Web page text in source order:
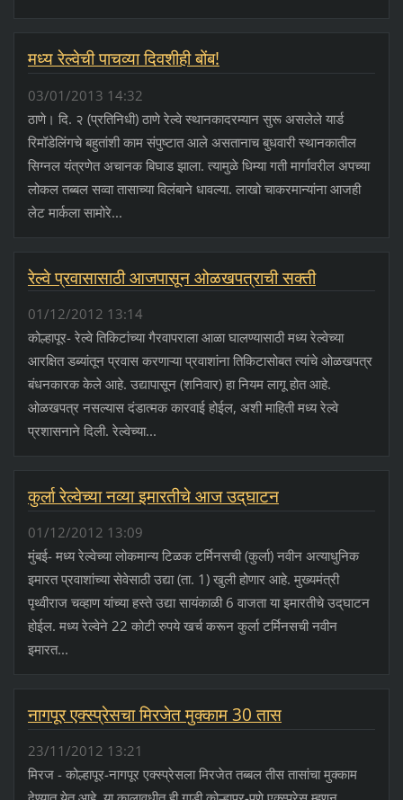
मध्य रेल्वेची पाचव्या दिवशीही बोंब!
03/01/2013 14:32
ठाणे। दि. २ (प्रतिनिधी) ठाणे रेल्वे स्थानकादरम्यान सुरू असलेले यार्ड
रिमॉडेलिंगचे बहुतांशी काम संपुष्टात आले असतानाच बुधवारी स्थानकातील
सिग्नल यंत्रणेत अचानक बिघाड झाला. त्यामुळे धिम्या गती मार्गावरील अपच्या
लोकल तब्बल सव्वा तासाच्या विलंबाने धावल्या. लाखो चाकरमान्यांना आजही
लेट मार्कला सामोरे...
रेल्वे प्रवासासाठी आजपासून ओळखपत्राची सक्ती
01/12/2012 13:14
कोल्हापूर- रेल्वे तिकिटांच्या गैरवापराला आळा घालण्यासाठी मध्य रेल्वेच्या
आरक्षित डब्यांतून प्रवास करणाऱ्या प्रवाशांना तिकिटासोबत त्यांचे ओळखपत्र
बंधनकारक केले आहे. उद्यापासून (शनिवार) हा नियम लागू होत आहे.
ओळखपत्र नसल्यास दंडात्मक कारवाई होईल, अशी माहिती मध्य रेल्वे
प्रशासनाने दिली. रेल्वेच्या...
कुर्ला रेल्वेच्या नव्या इमारतीचे आज उद्‌घाटन
01/12/2012 13:09
मुंबई- मध्य रेल्वेच्या लोकमान्य टिळक टर्मिनसची (कुर्ला) नवीन अत्याधुनिक
इमारत प्रवाशांच्या सेवेसाठी उद्या (ता. 1) खुली होणार आहे. मुख्यमंत्री
पृथ्वीराज चव्हाण यांच्या हस्ते उद्या सायंकाळी 6 वाजता या इमारतीचे उद्‌घाटन
होईल. मध्य रेल्वेने 22 कोटी रुपये खर्च करून कुर्ला टर्मिनसची नवीन
इमारत...
नागपूर एक्‍स्प्रेसचा मिरजेत मुक्काम 30 तास
23/11/2012 13:21
मिरज - कोल्हापूर-नागपूर एक्‍स्प्रेसला मिरजेत तब्बल तीस तासांचा मुक्काम